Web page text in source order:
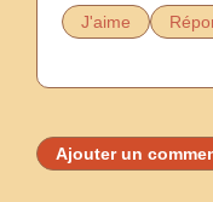
J'aime
Ajouter un